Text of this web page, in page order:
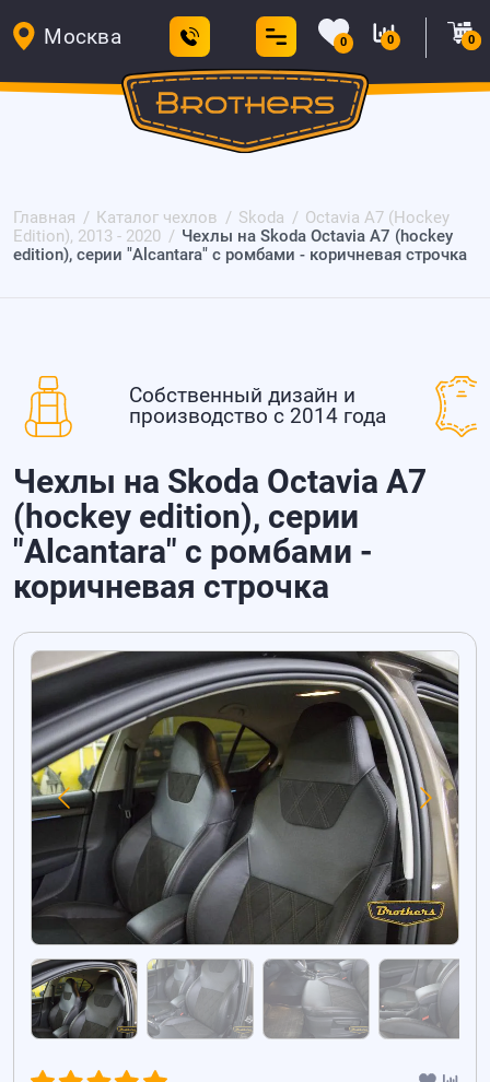
Москва 0 0 0
Главная Каталог чехлов Skoda
Octavia A7 (Hockey
Edition), 2013 - 2020
Чехлы на Skoda Octavia A7 (hockey
edition), серии "Alcantara" с ромбами - коричневая строчка
Собственный дизайн и
производство с 2014 года
Чехлы на Skoda Octavia A7
(hockey edition), серии
"Alcantara" с ромбами -
коричневая строчка